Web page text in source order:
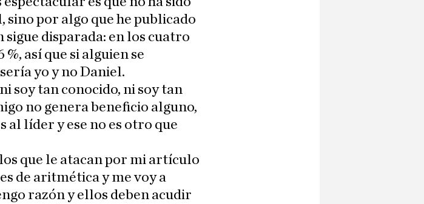
sino por algo que he publicado
disparada: en los cuatro
así que si alguien se
yo y no Daniel.
soy tan conocido, ni soy tan
no genera beneficio alguno,
al líder y ese no es otro que
que le atacan por mi artículo
de aritmética y me voy a
razón y ellos deben acudir